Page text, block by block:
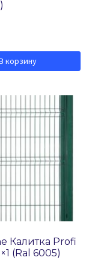
корзину
Калитка Profi
(Ral 6005)